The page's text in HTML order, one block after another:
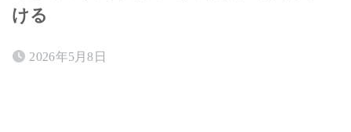
ける
2026年5月8日